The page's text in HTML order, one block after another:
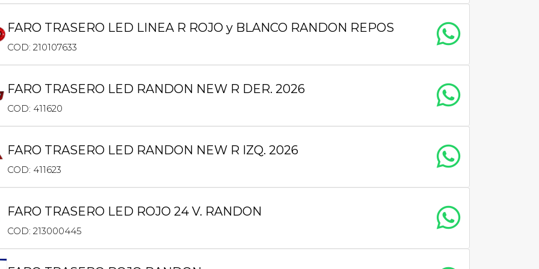
FARO TRASERO LED LINEA R ROJO y BLANCO RANDON REPOS
COD: 210107633
FARO TRASERO LED RANDON NEW R DER. 2026
COD: 411620
FARO TRASERO LED RANDON NEW R IZQ. 2026
COD: 411623
FARO TRASERO LED ROJO 24 V. RANDON
COD: 213000445